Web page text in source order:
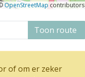
OpenStreetMapcontributors
Toon route
of om er zeker